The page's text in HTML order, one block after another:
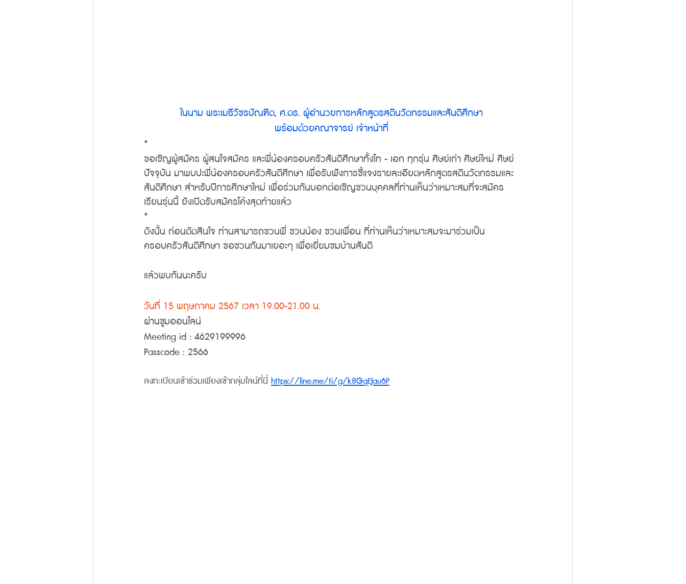
ในนาม พระเมธีวัชรบัณฑิต, ศ.ดร. ผู้อำนวยการหลักสูตรสตินวัตกรรมและสันติศึกษา
พร้อมด้วยคณาจารย์ เจ้าหน้าที่
*
ขอเชิญผู้สมัคร ผู้สนใจสมัคร และพี่น้องครอบครัวสันติศึกษาทั้งโท - เอก ทุกรุ่น ศิษย์เก่า ศิษย์ใหม่ ศิษย์
ปัจจุบัน มาพบปะพี่น้องครอบครัวสันติศึกษา เพื่อรับฟังการชี้แจงรายละเอียดหลักสูตรสตินวัตกรรมและ
สันติศึกษา สำหรับปีการศึกษาใหม่ เพื่อร่วมกันบอกต่อเชิญชวนบุคคลที่ท่านเห็นว่าเหมาะสมที่จะสมัคร
เรียนรุ่นนี้ ยังเปิดรับสมัครโค้งสุดท้ายแล้ว
*
ดังนั้น ก่อนตัดสินใจ ท่านสามารถชวนพี่ ชวนน้อง ชวนเพื่อน ที่ท่านเห็นว่าเหมาะสมจะมาร่วมเป็น
ครอบครัวสันติศึกษา ขอชวนกันมาเยอะๆ เพื่อเยี่ยมชมบ้านสันติ
แล้วพบกันนะครับ
วันที่ 15 พฤษภาคม 2567 เวลา 19.00-21.00 น.
ผ่านซูมออนไลน์
Meeting id : 4629199996
Passcode : 2566
ลงทะเบียนเข้าร่วมเพียงเข้ากลุ่มไลน์ที่นี่ https://line.me/ti/g/k8GqEJau6P